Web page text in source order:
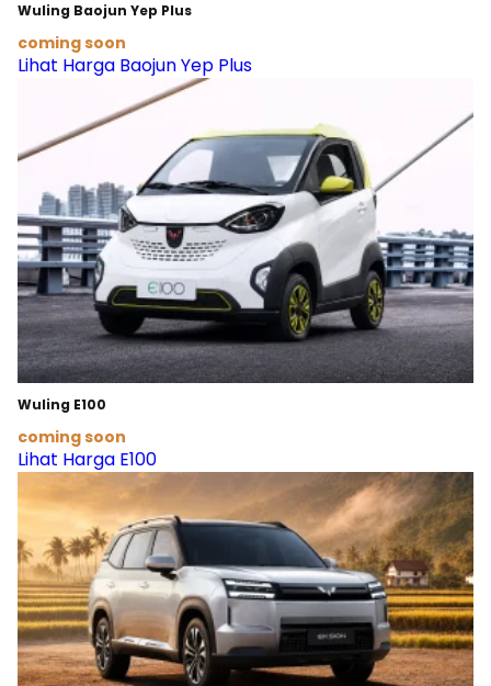
Wuling Baojun Yep Plus
coming soon
Lihat Harga Baojun Yep Plus
Wuling E100
coming soon
Lihat Harga E100